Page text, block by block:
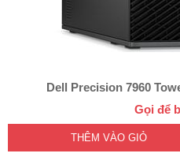
Dell Precision 7960
Gọi để